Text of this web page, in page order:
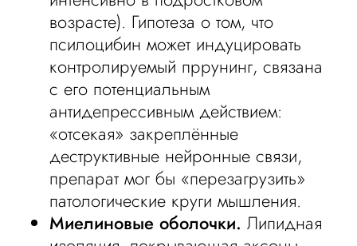
возрасте). Гипотеза о том, что
псилоцибин может индуцировать
контролируемый пррунинг, связана
с его потенциальным
антидепрессивным действием:
«отсекая» закреплённые
деструктивные нейронные связи,
препарат мог бы «перезагрузить»
патологические круги мышления.
Миелиновые оболочки. Липидная